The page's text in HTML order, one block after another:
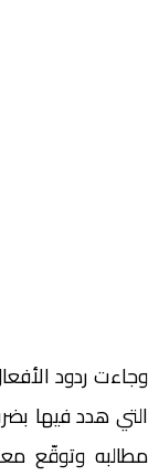
وجاءت ردود
التي هدد فيها
مطالبه وتوقّع